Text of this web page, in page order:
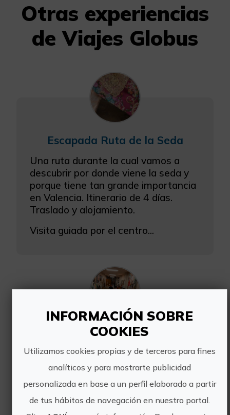
Otras experiencias
de Viajes Globus
Escapada Ruta de la Seda
Una ruta durante la cual vamos a
descubrir por donde viene la seda y
porque tiene tan grande importancia
en Valencia. Itinerario de 4 días.
Traslado y alojamiento.
Visita guiada por el centro...
El mundo está lleno de arte y cada
uno lo puede disfrutar en diferentes
formas. Pero poca gente puede
conocer el artista creador.
En una visita privada de su estudio,
INFORMACIÓN SOBRE
COOKIES
Utilizamos cookies propias y de terceros para fines
analíticos y para mostrarte publicidad
personalizada en base a un perfil elaborado a partir
de tus hábitos de navegación en nuestro portal.